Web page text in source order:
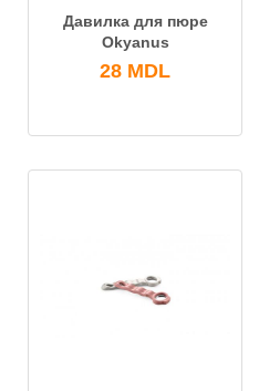
Давилка для пюре
Okyanus
28 MDL